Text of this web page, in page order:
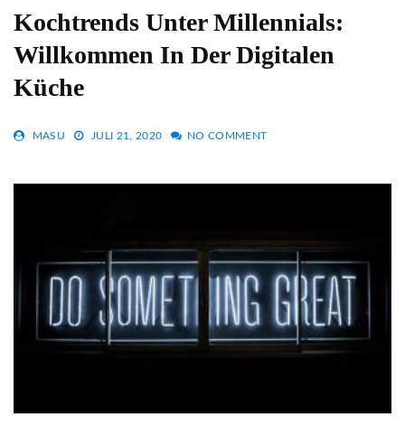
Kochtrends Unter Millennials:
Willkommen In Der Digitalen
Küche
MASU JULI 21, 2020 NO COMMENT